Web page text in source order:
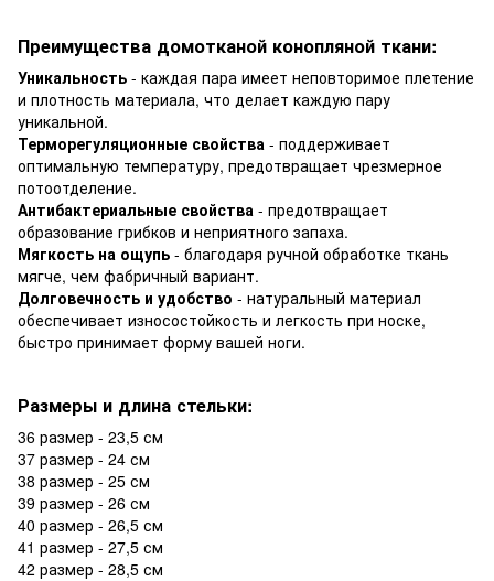
Преимущества домотканой конопляной ткани:
Уникальность - каждая пара имеет неповторимое плетение
и плотность материала, что делает каждую пару
уникальной.
Терморегуляционные свойства - поддерживает
оптимальную температуру, предотвращает чрезмерное
потоотделение.
Антибактериальные свойства - предотвращает
образование грибков и неприятного запаха.
Мягкость на ощупь - благодаря ручной обработке ткань
мягче, чем фабричный вариант.
Долговечность и удобство - натуральный материал
обеспечивает износостойкость и легкость при носке,
быстро принимает форму вашей ноги.
Размеры и длина стельки:
36 размер - 23,5 см
37 размер - 24 см
38 размер - 25 см
39 размер - 26 см
40 размер - 26,5 см
41 размер - 27,5 см
42 размер - 28,5 см